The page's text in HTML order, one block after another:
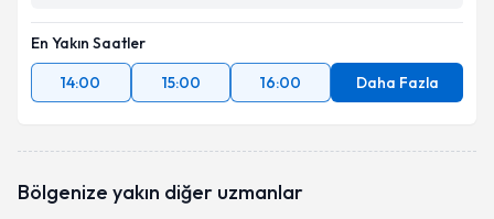
En Yakın Saatler
14:00
15:00 16:00 Daha Fazla
Bölgenize yakın diğer uzmanlar